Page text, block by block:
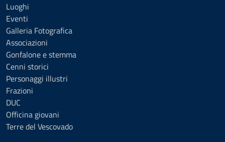
Luoghi
Eventi
Galleria Fotografica
Associazioni
Gonfalone e stemma
Cenni storici
Personaggi illustri
Frazioni
DUC
Officina giovani
Terre del Vescovado